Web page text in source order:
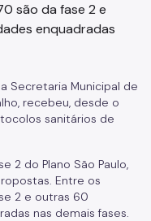
são da fase 2 e
enquadradas
Secretaria Municipal de
recebeu, desde o
sanitários de
2 do Plano São Paulo,
Entre os
2 e outras 60
nas demais fases.